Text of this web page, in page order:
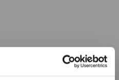
TERMÉKEK